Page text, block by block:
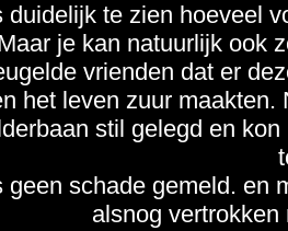
duidelijk te zien hoeveel
je kan natuurlijk ook
vrienden dat er
het leven zuur
stil gelegd en
geen schade gemeld. en
alsnog